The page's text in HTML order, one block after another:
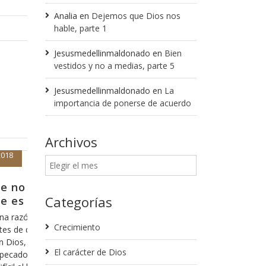
de donde nos quedamos
ocasiones ya he tocado este
que es importante que lo tomemos en
es parte fundamental de nuestra fe y de
la que nos relacionamos con Dios y de lo
es del hecho de cuantas veces nos
Enero 30, 2018
de leer y sabe,
Analia en Dejemos que Dios nos
hable, parte 1
Jesusmedellinmaldonado en Bien
vestidos y no a medias, parte 5
Jesusmedellinmaldonado en La
importancia de ponerse de acuerdo
Archivos
Categorías
Crecimiento
El carácter de Dios